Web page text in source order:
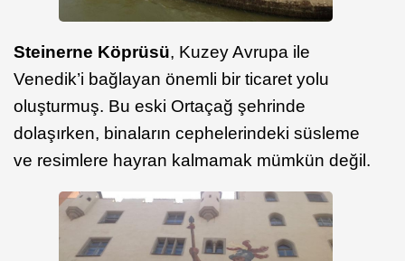
Steinerne Köprüsü, Kuzey Avrupa ile
Venedik’i bağlayan önemli bir ticaret yolu
oluşturmuş. Bu eski Ortaçağ şehrinde
dolaşırken, binaların cephelerindeki süsleme
ve resimlere hayran kalmamak mümkün değil.